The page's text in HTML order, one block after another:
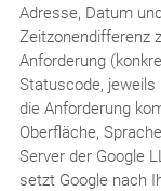
Adresse, Datum
Zeitzonendifferenz
Anforderung
Statuscode, jeweils
die Anforderung
Oberfläche,
Server der Google
setzt Google nach